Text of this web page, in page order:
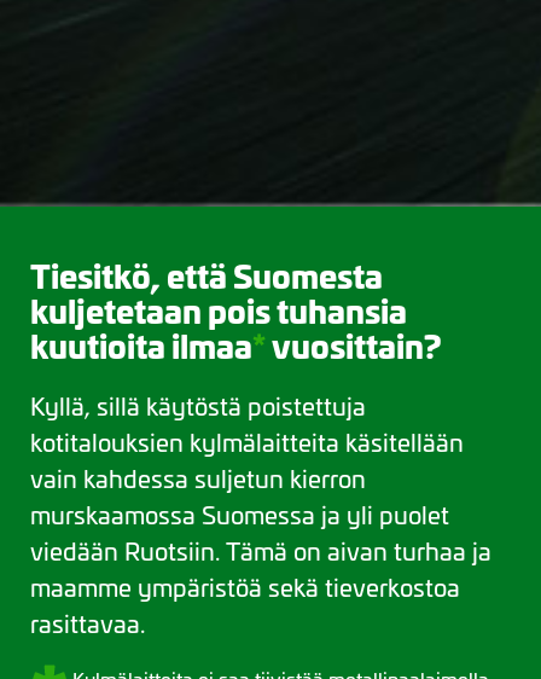
Tiesitkö, että Suomesta
kuljetetaan pois tuhansia
kuutioita ilmaa*vuosittain?
Kyllä, sillä käytöstä poistettuja
kotitalouksien kylmälaitteita käsitellään
vain kahdessa suljetun kierron
murskaamossa Suomessa ja yli puolet
viedään Ruotsiin. Tämä on aivan turhaa ja
maamme ympäristöä sekä tieverkostoa
rasittavaa.